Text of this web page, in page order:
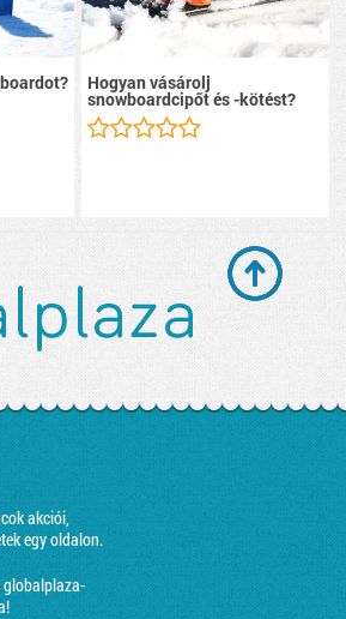
Hogyan vásárolj
snowboardcipőt és -kötést?
akciói,
egy oldalon.
globalplaza-